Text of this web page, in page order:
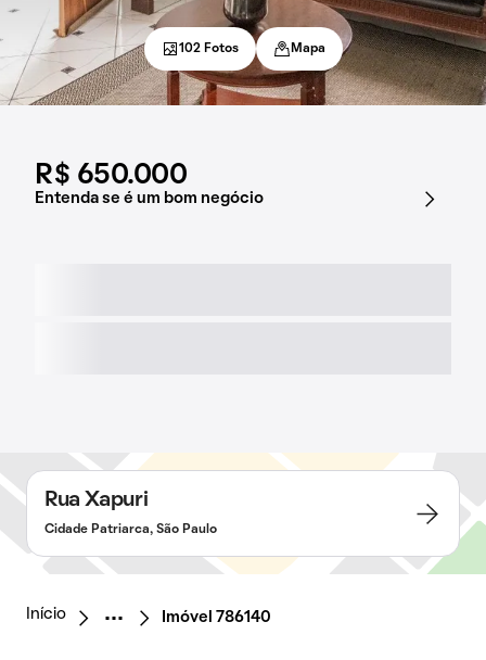
R$ 650.000
Entenda se é um bom negócio
102 Fotos Mapa
Rua Xapuri
Cidade Patriarca, São Paulo
Início Imóvel 786140